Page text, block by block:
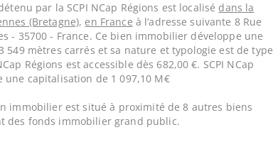
par la SCPI NCap Régions est localisé dans la
(Bretagne), en France à l’adresse suivante 8 Rue
- 35700 - France. Ce bien immobilier développe une
549 mètres carrés et sa nature et typologie est de type
Régions est accessible dès 682,00 €. SCPI NCap
une capitalisation de 1 097,10 M€
immobilier est situé à proximité de 8 autres biens
des fonds immobilier grand public.